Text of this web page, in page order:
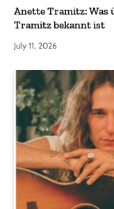
Anette Tramitz: Was
Tramitz bekannt ist
July 11, 2026